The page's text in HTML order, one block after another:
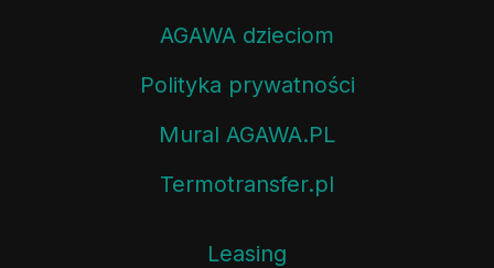
AGAWA dzieciom
Polityka prywatności
Mural AGAWA.PL
Termotransfer.pl
Leasing